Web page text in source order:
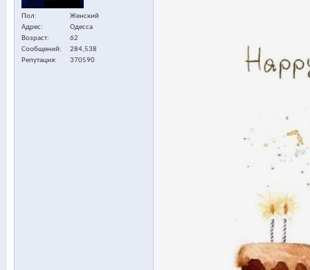
Пол
Женский
Адрес
Одесса
Возраст
62
Сообщений
284,538
Репутация
370590